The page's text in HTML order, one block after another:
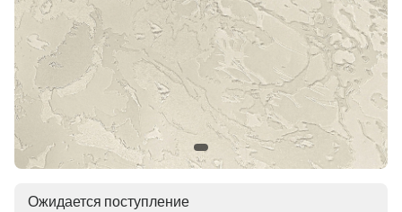
Ожидается поступление